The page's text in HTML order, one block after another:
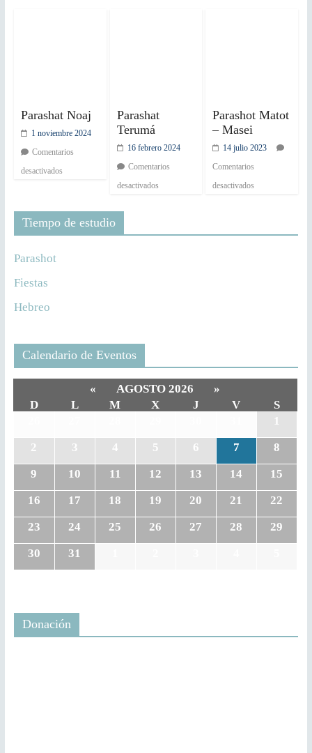
Parashat Noaj
1 noviembre 2024
Comentarios
desactivados
Parashat
Terumá
16 febrero 2024
Comentarios
desactivados
Parashot Matot
– Masei
14 julio 2023
Comentarios
desactivados
Tiempo de estudio
Parashot
Fiestas
Hebreo
Calendario de Eventos
« AGOSTO 2026
»
D
L M X J V
S
1
2
3 4 5 6 7
8
9
10 11 12 13 14
15
16
17 18 19 20 21
22
23
24 25 26 27 28
29
30
31
Donación